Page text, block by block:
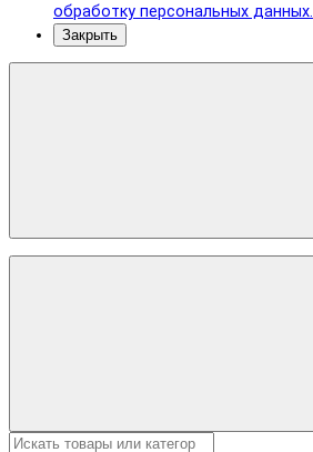
обработку персональных данных.
Закрыть